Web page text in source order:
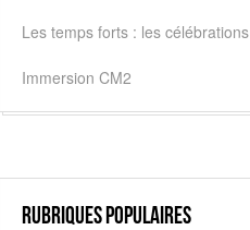
Les temps forts : les célébrations
Immersion CM2
Rubriques populaires